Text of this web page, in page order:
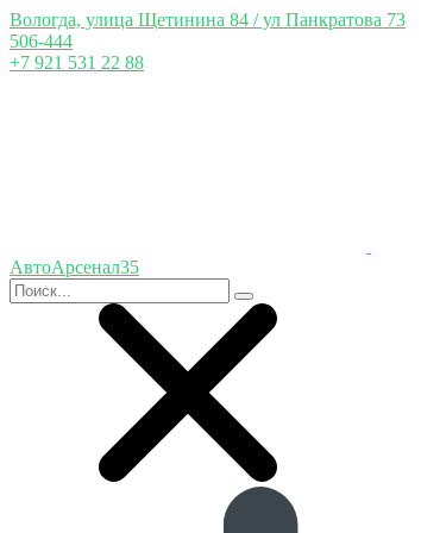
Вологда, улица Щетинина 84 / ул Панкратова 73
506-444
+7 921 531 22 88
АвтоАрсенал35